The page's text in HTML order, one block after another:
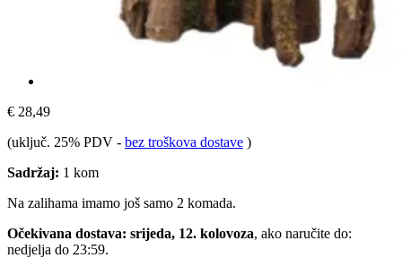
€ 28,49
(uključ. 25% PDV - bez troškova dostave )
Sadržaj: 1 kom
Na zalihama imamo još samo 2 komada.
Očekivana dostava: srijeda, 12. kolovoza, ako naručite do:
nedjelja do 23:59.